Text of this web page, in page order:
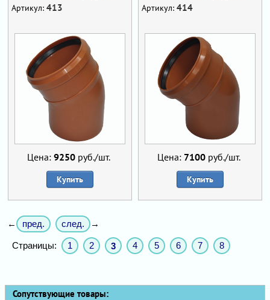
Артикул: 413
Цена: 9250руб./шт.
Купить
Артикул: 414
Цена: 7100руб./шт.
Купить
← пред. след. →
Страницы: 1 2 3 4 5 6 7 8
Сопутствующие товары: